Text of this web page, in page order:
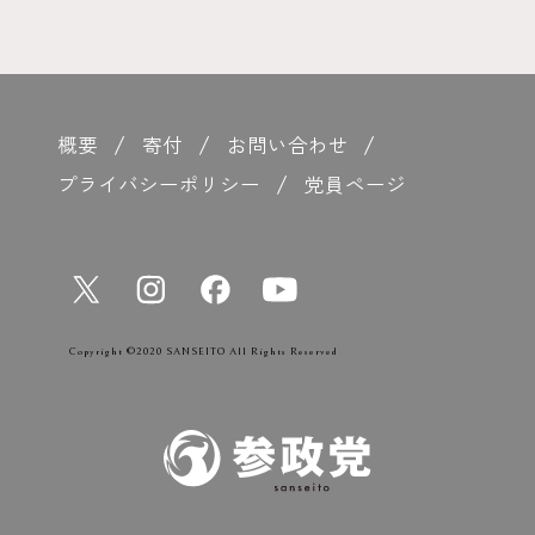
概要 寄付
お問い合わせ
プライバシーポリシー
党員ページ
Copyright ©2020 SANSEITO All Rights Reserved